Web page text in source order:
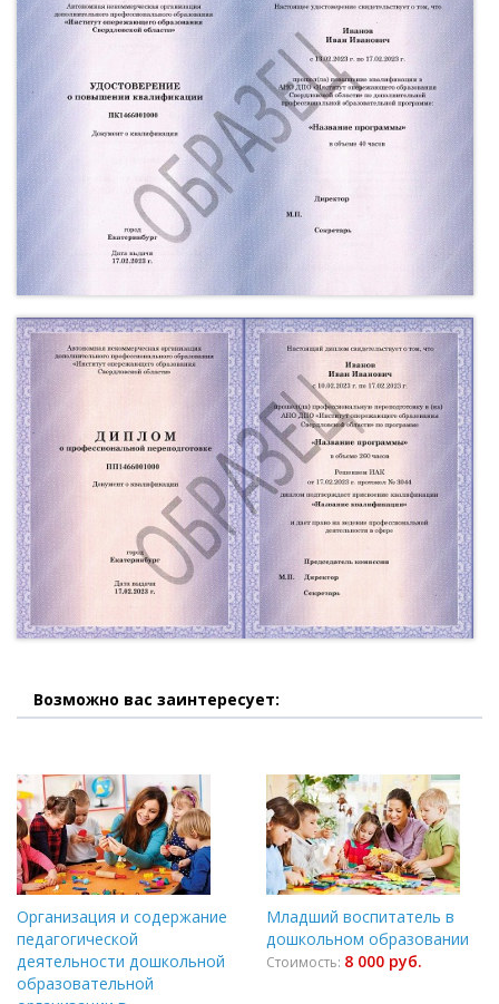
Возможно вас заинтересует:
Организация и содержание
педагогической
деятельности дошкольной
образовательной
Младший воспитатель в
дошкольном образовании
Стоимость: 8 000 руб.